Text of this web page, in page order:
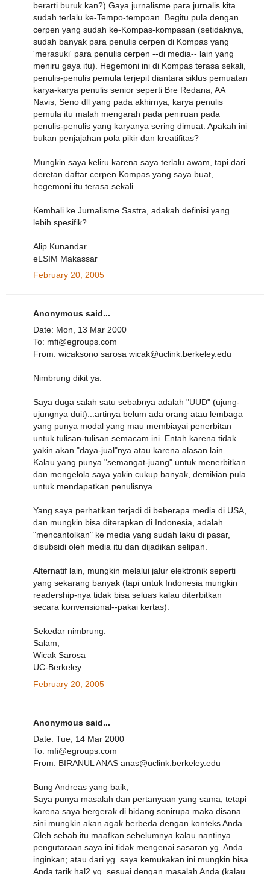
berarti buruk kan?) Gaya jurnalisme para jurnalis kita
sudah terlalu ke-Tempo-tempoan. Begitu pula dengan
cerpen yang sudah ke-Kompas-kompasan (setidaknya,
sudah banyak para penulis cerpen di Kompas yang
'merasuki' para penulis cerpen --di media-- lain yang
meniru gaya itu). Hegemoni ini di Kompas terasa sekali,
penulis-penulis pemula terjepit diantara siklus pemuatan
karya-karya penulis senior seperti Bre Redana, AA
Navis, Seno dll yang pada akhirnya, karya penulis
pemula itu malah mengarah pada peniruan pada
penulis-penulis yang karyanya sering dimuat. Apakah ini
bukan penjajahan pola pikir dan kreatifitas?
Mungkin saya keliru karena saya terlalu awam, tapi dari
deretan daftar cerpen Kompas yang saya buat,
hegemoni itu terasa sekali.
Kembali ke Jurnalisme Sastra, adakah definisi yang
lebih spesifik?
Alip Kunandar
eLSIM Makassar
February 20, 2005
Anonymous said...
Date: Mon, 13 Mar 2000
To: mfi@egroups.com
From: wicaksono sarosa wicak@uclink.berkeley.edu
Nimbrung dikit ya:
Saya duga salah satu sebabnya adalah "UUD" (ujung-
ujungnya duit)...artinya belum ada orang atau lembaga
yang punya modal yang mau membiayai penerbitan
untuk tulisan-tulisan semacam ini. Entah karena tidak
yakin akan "daya-jual"nya atau karena alasan lain.
Kalau yang punya "semangat-juang" untuk menerbitkan
dan mengelola saya yakin cukup banyak, demikian pula
untuk mendapatkan penulisnya.
Yang saya perhatikan terjadi di beberapa media di USA,
dan mungkin bisa diterapkan di Indonesia, adalah
"mencantolkan" ke media yang sudah laku di pasar,
disubsidi oleh media itu dan dijadikan selipan.
Alternatif lain, mungkin melalui jalur elektronik seperti
yang sekarang banyak (tapi untuk Indonesia mungkin
readership-nya tidak bisa seluas kalau diterbitkan
secara konvensional--pakai kertas).
Sekedar nimbrung.
Salam,
Wicak Sarosa
UC-Berkeley
February 20, 2005
Anonymous said...
Date: Tue, 14 Mar 2000
To: mfi@egroups.com
From: BIRANUL ANAS anas@uclink.berkeley.edu
Bung Andreas yang baik,
Saya punya masalah dan pertanyaan yang sama, tetapi
karena saya bergerak di bidang senirupa maka disana
sini mungkin akan agak berbeda dengan konteks Anda.
Oleh sebab itu maafkan sebelumnya kalau nantinya
pengutaraan saya ini tidak mengenai sasaran yg. Anda
inginkan; atau dari yg. saya kemukakan ini mungkin bisa
Anda tarik hal2 yg. sesuai dengan masalah Anda (kalau